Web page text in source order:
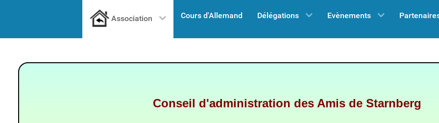
Association Cours d'Allemand Délégations Evènements
Conseil d'administration des Amis de Starnberg